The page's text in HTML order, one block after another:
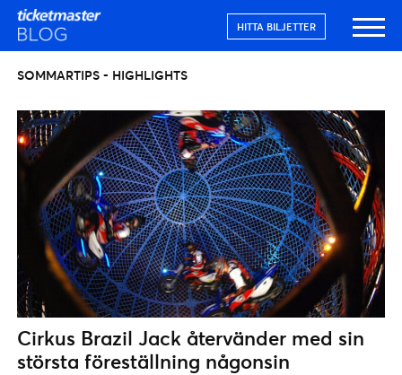
HITTA BILJETTER
SOMMARTIPS - HIGHLIGHTS
Cirkus Brazil Jack återvänder med sin
största föreställning någonsin